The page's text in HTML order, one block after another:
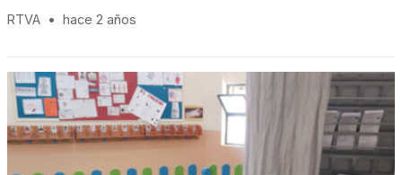
RTVA • hace 2 años